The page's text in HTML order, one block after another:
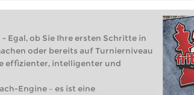
Egal, ob Sie Ihre ersten Schritte in
oder bereits auf Turnierniveau
effizienter, intelligenter und
Engine – es ist eine